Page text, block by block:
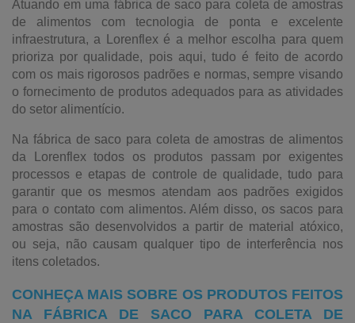
Atuando em uma fábrica de saco para coleta de amostras
de alimentos com tecnologia de ponta e excelente
infraestrutura, a Lorenflex é a melhor escolha para quem
prioriza por qualidade, pois aqui, tudo é feito de acordo
com os mais rigorosos padrões e normas, sempre visando
o fornecimento de produtos adequados para as atividades
do setor alimentício.
Na fábrica de saco para coleta de amostras de alimentos
da Lorenflex todos os produtos passam por exigentes
processos e etapas de controle de qualidade, tudo para
garantir que os mesmos atendam aos padrões exigidos
para o contato com alimentos. Além disso, os sacos para
amostras são desenvolvidos a partir de material atóxico,
ou seja, não causam qualquer tipo de interferência nos
itens coletados.
CONHEÇA MAIS SOBRE OS PRODUTOS FEITOS
NA FÁBRICA DE SACO PARA COLETA DE